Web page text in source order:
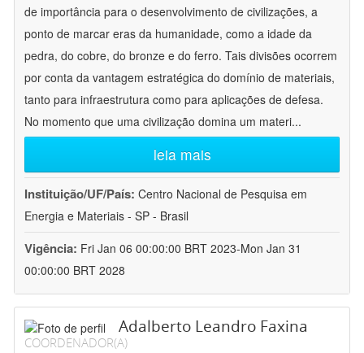
de importância para o desenvolvimento de civilizações, a
ponto de marcar eras da humanidade, como a idade da
pedra, do cobre, do bronze e do ferro. Tais divisões ocorrem
por conta da vantagem estratégica do domínio de materiais,
tanto para infraestrutura como para aplicações de defesa.
No momento que uma civilização domina um materi...
leia mais
Instituição/UF/País: Centro Nacional de Pesquisa em
Energia e Materiais - SP - Brasil
Vigência: Fri Jan 06 00:00:00 BRT 2023-Mon Jan 31
00:00:00 BRT 2028
Adalberto Leandro Faxina
COORDENADOR(A)